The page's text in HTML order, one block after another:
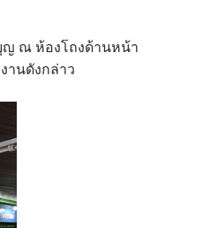
ญ ณ ห้องโถงด้านหน้า
านดังกล่าว